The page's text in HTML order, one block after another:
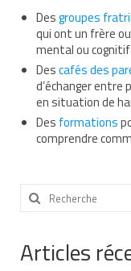
Nous
Nos
Nos livres
Nos livres
Les
Aide aux
Dossier
Desgroupes
qui ont un frère
mental ou cognitif
Descafés des
d’échanger
en situation de
Des formations
comprendre
Rechercher
:
Articles